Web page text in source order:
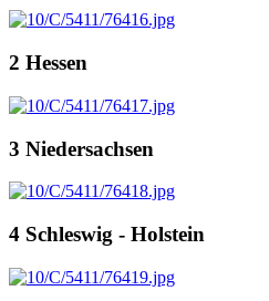
2 Hessen
3 Niedersachsen
4 Schleswig - Holstein